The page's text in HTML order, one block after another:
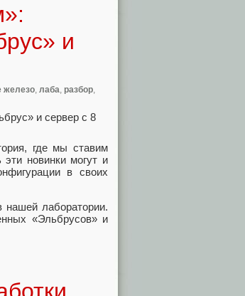
и
железо, лаба, разбор,
где мы ставим
новинки могут и
в своих
нашей лаборатории.
«Эльбрусов» и